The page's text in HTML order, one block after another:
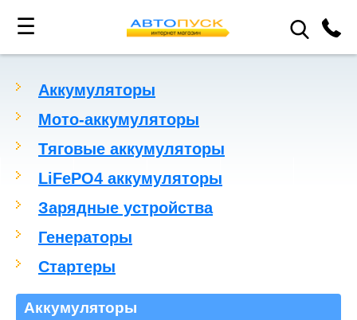
☰
Аккумуляторы
Мото-аккумуляторы
Тяговые аккумуляторы
LiFePO4 аккумуляторы
Зарядные устройства
Генераторы
Стартеры
Аккумуляторы